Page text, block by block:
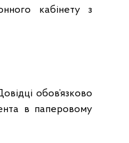
кабінету з
обов’язково
в паперовому